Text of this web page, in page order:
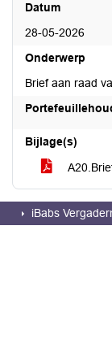
Datum
28-05-2026
Onderwerp
Brief aan raad
Bijlage(s)
iBabs